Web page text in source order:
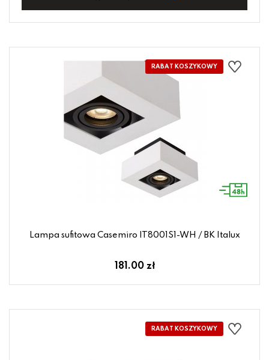
Lampa sufitowa Casemiro IT8001S1-WH / BK Italux
181.00 zł